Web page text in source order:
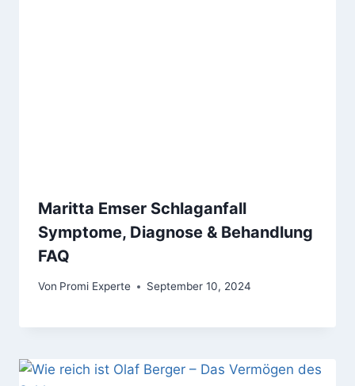
Maritta Emser Schlaganfall
Symptome, Diagnose & Behandlung
FAQ
Von Promi Experte September 10, 2024